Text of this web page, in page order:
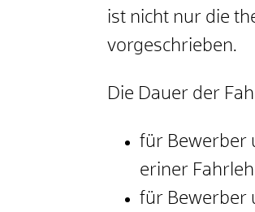
ist nicht nur die
vorgeschrieben.
Die Dauer der
für Bewerber
eriner
für Bewerber